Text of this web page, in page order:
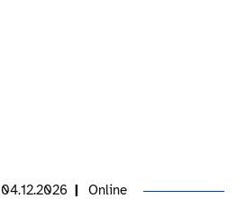
04.12.2026 Online